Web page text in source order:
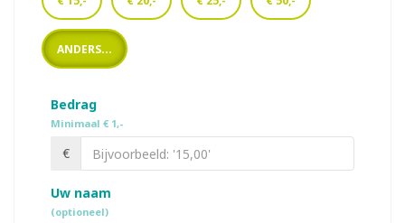
ANDERS...
Bedrag
Minimaal € 1,-
€
Uw naam
(optioneel)